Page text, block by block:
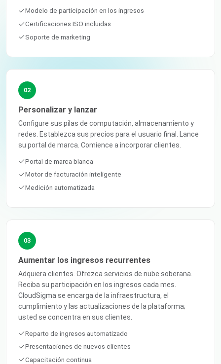
Modelo de participación en los ingresos
Certificaciones ISO incluidas
Soporte de marketing
02
Personalizar y lanzar
Configure sus pilas de computación, almacenamiento y
redes. Establezca sus precios para el usuario final. Lance
su portal de marca. Comience a incorporar clientes.
Portal de marca blanca
Motor de facturación inteligente
Medición automatizada
03
Aumentar los ingresos recurrentes
Adquiera clientes. Ofrezca servicios de nube soberana.
Reciba su participación en los ingresos cada mes.
CloudSigma se encarga de la infraestructura, el
cumplimiento y las actualizaciones de la plataforma;
usted se concentra en sus clientes.
Reparto de ingresos automatizado
Presentaciones de nuevos clientes
Capacitación continua